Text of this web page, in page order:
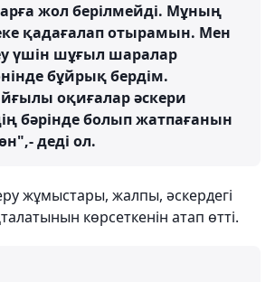
жол берілмейді. Мұның
қадағалап отырамын. Мен
үшін шұғыл шаралар
бұйрық бердім.
оқиғалар әскери
бәрінде болып жатпағанын
деді ол.
жұмыстары, жалпы, әскердегі
көрсеткенін атап өтті.